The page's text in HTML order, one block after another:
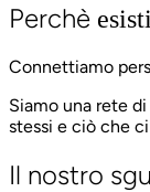
Perchè
Connettiamo
Siamo una rete
stessi e ciò che
Il nostro